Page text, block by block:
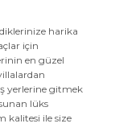
harika
için
en güzel
yerlerine gitmek
lüks
kalitesi ile size